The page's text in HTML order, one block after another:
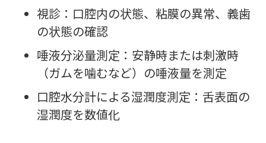
視診：口腔内の状態、粘膜の異常、義歯
の状態の確認
唾液分泌量測定：安静時または刺激時
（ガムを噛むなど）の唾液量を測定
口腔水分計による湿潤度測定：舌表面の
湿潤度を数値化